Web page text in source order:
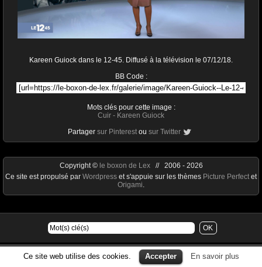
Kareen Guiock dans le 12-45. Diffusé à la télévision le 07/12/18.
BB Code :
Mots clés pour cette image :
Cuir - Kareen Guiock
Partager sur Pinterest ou sur Twitter
Ce site web utilise des cookies. Accepter En savoir plus
Copyright © le boxon de Lex// 2006 - 2026
Ce site est propulsé par Wordpress et s'appuie sur les thèmes Picture Perfect et
Origami